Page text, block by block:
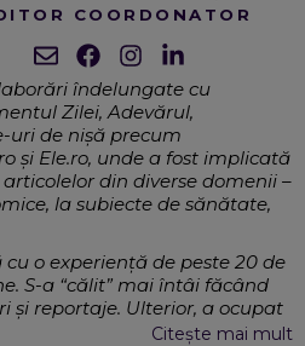
COORDONATOR
îndelungate cu
Zilei, Adevărul,
uri de nișă precum
și Ele.ro, unde a fost implicată
din diverse domenii –
la subiecte de sănătate,
o experiență de peste 20 de
S-a “călit” mai întâi făcând
și reportaje. Ulterior, a ocupat
a coordonat echipe
Citește mai mult